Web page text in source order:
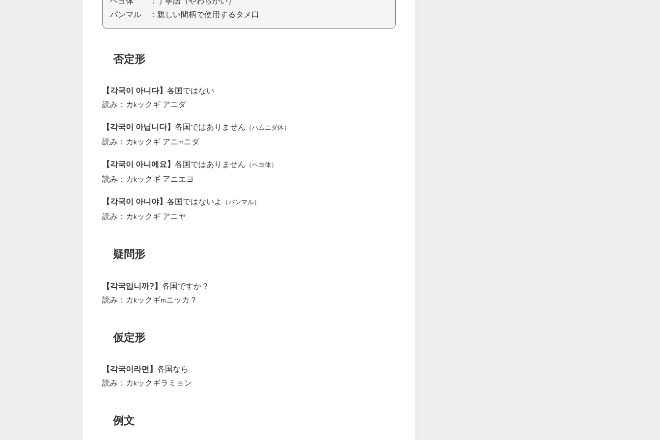
パンマル ：親しい間柄で使用するタメ口
否定形
【각국이 아니다】 各国ではない
読み：カ k ックギ アニダ
【각국이 아닙니다】 各国ではありません （ハムニダ体）
読み：カ k ックギ アニmニダ
【각국이 아니에요】 各国ではありません （ヘヨ体）
読み：カ k ックギ アニエヨ
【각국이 아니야】 各国ではないよ （パンマル）
読み：カ k ックギ アニヤ
疑問形
【각국입니까?】 各国ですか？
読み：カ k ックギm ニッカ？
仮定形
【각국이라면】 各国なら
読み：カ k ックギラミョン
例文